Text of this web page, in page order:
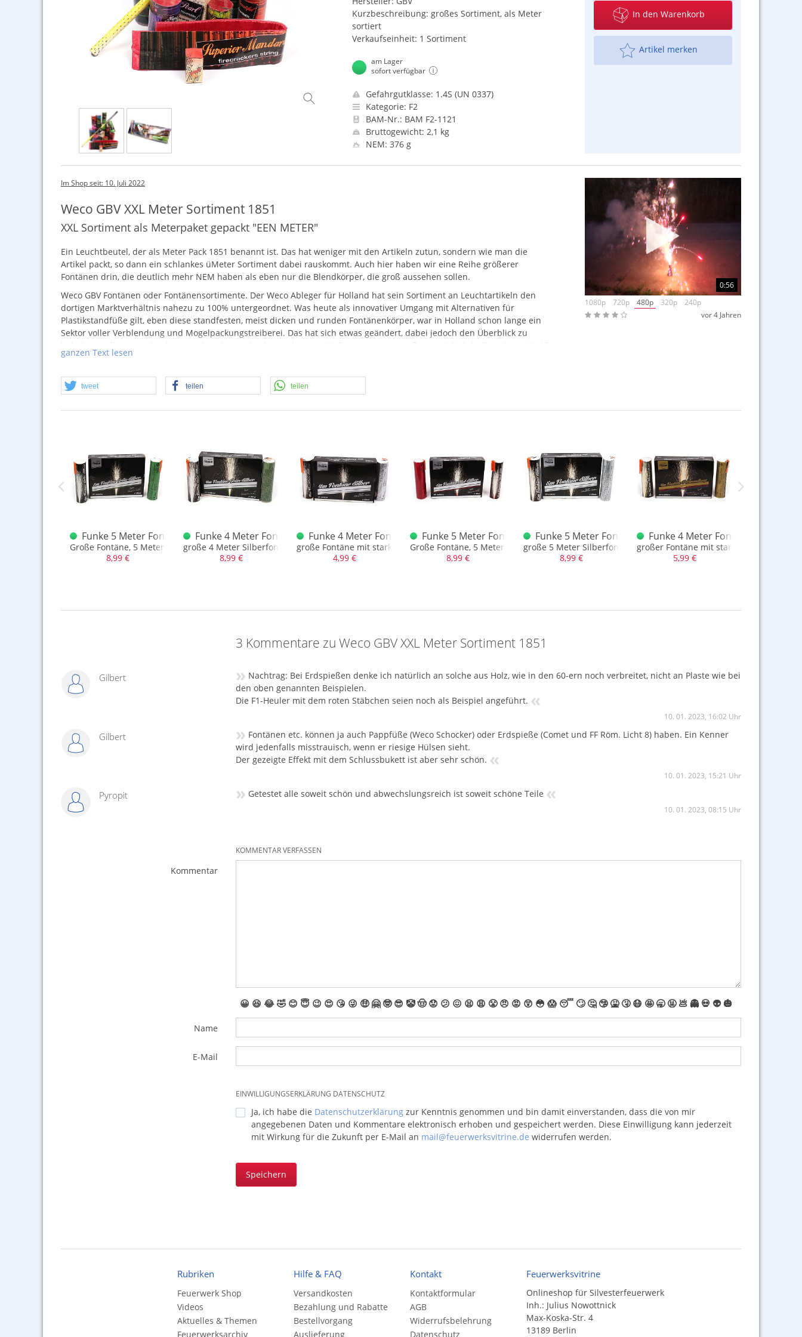
Kurzbeschreibung: großes Sortiment, als Meter
sortiert
Verkaufseinheit: 1 Sortiment
am Lager
sofort verfügbar
Gefahrgutklasse: 1.4S (UN 0337)
Kategorie: F2
BAM-Nr.: BAM F2-1121
Bruttogewicht: 2,1 kg
NEM: 376 g
In den Warenkorb
Artikel merken
Im Shop seit: 10. Juli 2022
Weco GBV XXL Meter Sortiment 1851
XXL Sortiment als Meterpaket gepackt "EEN METER"
Ein Leuchtbeutel, der als Meter Pack 1851 benannt ist. Das hat weniger mit den Artikeln zutun, sondern wie man die
Artikel packt, so dann ein schlankes üMeter Sortiment dabei rauskommt. Auch hier haben wir eine Reihe größerer
Fontänen drin, die deutlich mehr NEM haben als eben nur die Blendkörper, die groß aussehen sollen.
Weco GBVFontänen oder Fontänensortimente. Der Weco Ableger für Holland hat sein Sortiment an Leuchtartikeln den
dortigen Marktverhältnis nahezu zu 100% untergeordnet. Was heute als innovativer Umgang mit Alternativen für
Plastikstandfüße gilt, eben diese standfesten, meist dicken und runden Fontänenkörper, war in Holland schon lange ein
Sektor voller Verblendung und Mogelpackungstreiberei. Das hat sich etwas geändert, dabei jedoch den Überblick zu
behalten, gelingt nur durch Lesen des Kleingedruckten. Also eine XY-Fontäne im Ausmaß einer 0,5L Colo-Dose kann 10, 15,
20gr.NEMenthalten, aber eben auch 60, 100 oder 200gr.
können grundsätzlich auch abweichen, wir bitten um Verständnis.
ganzen Text lesen
tweet teilen teilen
0:56
1080p
720p 480p 320p
240p
vor 4 Jahren
Meter Fontäne mit Verwandlung T1
5 Meter mit Verwandlung
Funke 5 Meter Fontäne in Grün - Siber T1
Große Fontäne, 5 Meter in Grün Silber in T1
8,99 €
Funke 4 Meter Fontäne Grün Silber
große 4 Meter Silberfontäne, grüne Basis 30 Sek.
8,99 €
Funke 4 Meter Fontäne Silber T1
große Fontäne mit starker Silbersäule
4,99 €
Funke 5 Meter Fontäne in Rot - Siber T1
Große Fontäne, 5 Meter in Rot Silber in T1
8,99 €
Funke 5 Meter Fontäne Silber
große 5 Meter Silberfontäne, 45 Sek. Brenndauer
8,99 €
Funke 4 Meter Fontäne mit
großer Fontäne mit starker Verwandlung
5,99 €
3 Kommentare zu Weco GBV XXL Meter Sortiment 1851
Gilbert » Nachtrag: Bei Erdspießen denke ich natürlich an solche aus Holz, wie in den 60-ern noch verbreitet, nicht an Plaste wie bei
den oben genannten Beispielen.
Die F1-Heuler mit dem roten Stäbchen seien noch als Beispiel angeführt. «
10. 01. 2023, 16:02 Uhr
Gilbert » Fontänen etc. können ja auch Pappfüße (Weco Schocker) oder Erdspieße (Comet und FF Röm. Licht 8) haben. Ein Kenner
wird jedenfalls misstrauisch, wenn er riesige Hülsen sieht.
Der gezeigte Effekt mit dem Schlussbukett ist aber sehr schön. «
10. 01. 2023, 15:21 Uhr
Pyropit » Getestet alle soweit schön und abwechslungsreich ist soweit schöne Teile «
10. 01. 2023, 08:15 Uhr
KOMMENTAR VERFASSEN
Kommentar
😀 😆 😂🤣 😊 😇 😉 😍 😘 😜 🤑 🤗 🤓 😎 🤡🤠 😟 😕 😖 😫 😩 😤 😠 😡 😲 😳 😱 😴 🙄 🤔 🤥 🤮 🤧 😷 🤩 🥱 🤬 💩 👻 💀 👽 🎃
Name
E-Mail
EINWILLIGUNGSERKLÄRUNG DATENSCHUTZ
Ja, ich habe die Datenschutzerklärungzur Kenntnis genommen und bin damit einverstanden, dass die von mir
angegebenen Daten und Kommentare elektronisch erhoben und gespeichert werden. Diese Einwilligung kann jederzeit
mit Wirkung für die Zukunft per E-Mail an mail@feuerwerksvitrine.de widerrufen werden.
Speichern
Rubriken
Feuerwerk Shop
Videos
Aktuelles & Themen
Feuerwerksarchiv
Hilfe & FAQ
Versandkosten
Bezahlung und Rabatte
Bestellvorgang
Auslieferung
Kontakt
Kontaktformular
AGB
Widerrufsbelehrung
Datenschutz
Feuerwerksvitrine
Onlineshop für Silvesterfeuerwerk
Inh.: Julius Nowottnick
Max-Koska-Str. 4
13189 Berlin